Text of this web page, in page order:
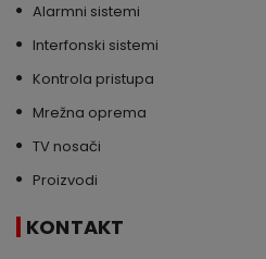
Alarmni sistemi
Interfonski sistemi
Kontrola pristupa
Mrežna oprema
TV nosači
Proizvodi
KONTAKT